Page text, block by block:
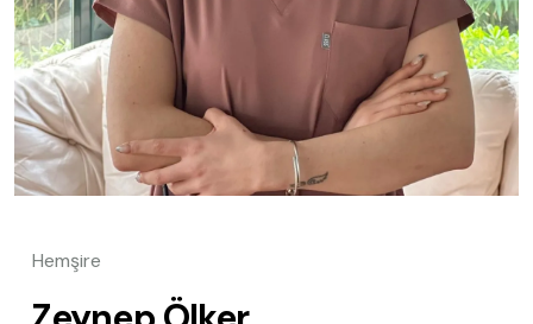
Hemşire